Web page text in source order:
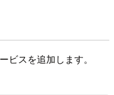
ビスを追加します。